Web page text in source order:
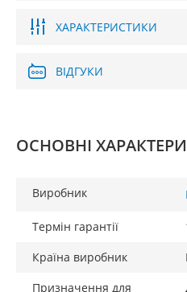
ХАРАКТЕРИСТИКИ
ВІДГУКИ
ОСНОВНІ
Виробник
Термін гарантії
Країна виробник
Призначення для